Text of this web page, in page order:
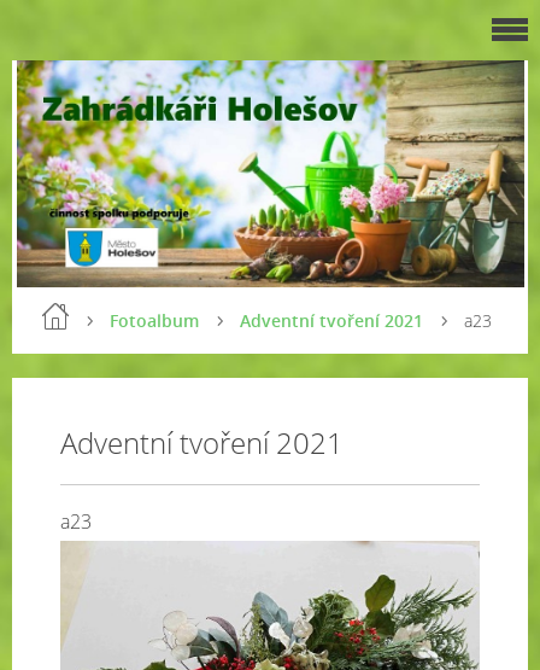
Fotoalbum Adventní tvoření 2021 a23
Adventní tvoření 2021
a23